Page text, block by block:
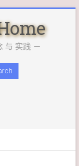
实践 －